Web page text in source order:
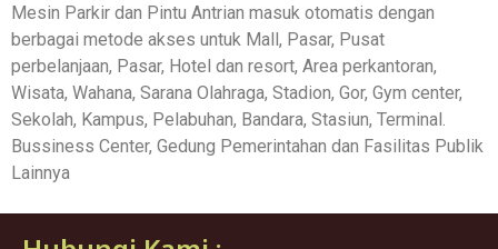
Mesin Parkir dan Pintu Antrian masuk otomatis dengan
berbagai metode akses untuk Mall, Pasar, Pusat
perbelanjaan, Pasar, Hotel dan resort, Area perkantoran,
Wisata, Wahana, Sarana Olahraga, Stadion, Gor, Gym center,
Sekolah, Kampus, Pelabuhan, Bandara, Stasiun, Terminal.
Bussiness Center, Gedung Pemerintahan dan Fasilitas Publik
Lainnya